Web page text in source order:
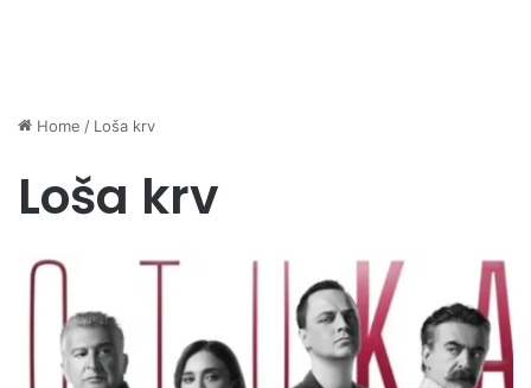
Home / Loša krv
Loša krv